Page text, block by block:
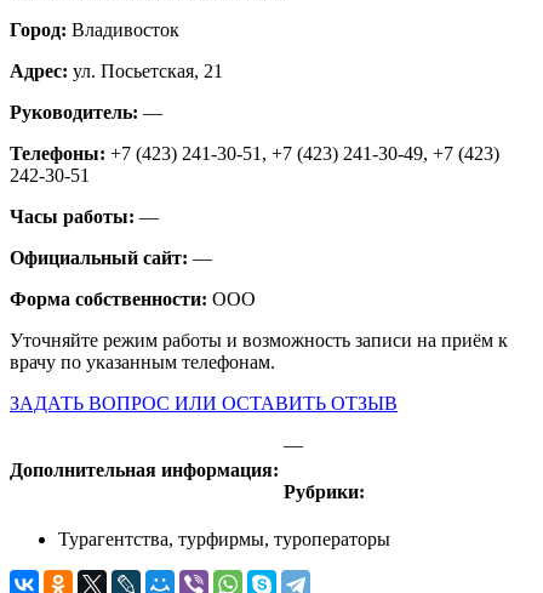
Город: Владивосток
Адрес: ул. Посьетская, 21
Руководитель: —
Телефоны: +7 (423) 241-30-51, +7 (423) 241-30-49, +7 (423)
242-30-51
Часы работы: —
Официальный сайт: —
Форма собственности: ООО
Уточняйте режим работы и возможность записи на приём к
врачу по указанным телефонам.
ЗАДАТЬ ВОПРОС ИЛИ ОСТАВИТЬ ОТЗЫВ
Дополнительная информация:
—
Рубрики:
Турагентства, турфирмы, туроператоры